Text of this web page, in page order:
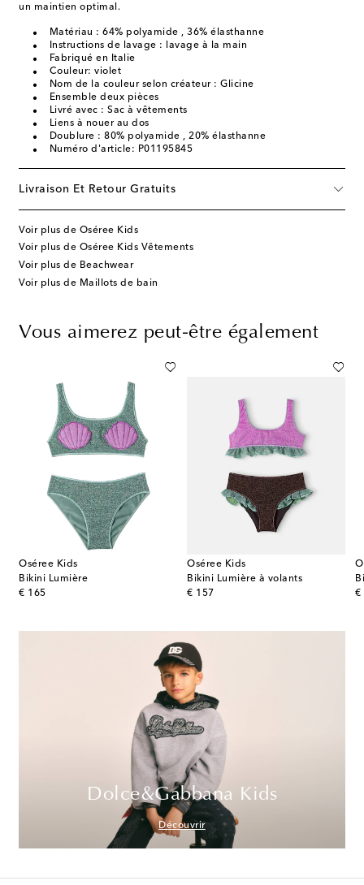
un maintien optimal.
Matériau : 64% polyamide , 36% élasthanne
Instructions de lavage : lavage à la main
Fabriqué en Italie
Couleur: violet
Nom de la couleur selon créateur : Glicine
Ensemble deux pièces
Livré avec : Sac à vêtements
Liens à nouer au dos
Doublure : 80% polyamide , 20% élasthanne
Numéro d'article: P01195845
Livraison Et Retour Gratuits
Voir plus de Oséree Kids
Voir plus de Oséree Kids Vêtements
Voir plus de Beachwear
Voir plus de Maillots de bain
Vous aimerez peut-être également
Oséree Kids
Bikini Lumière
€ 165
original price
Oséree Kids
Bikini Lumière à volants
€ 157
original price
€
Dolce&Gabbana Kids
Découvrir